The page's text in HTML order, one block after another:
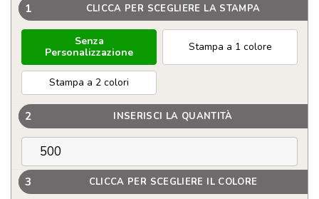
1 CLICCA PER SCEGLIERE LA STAMPA
Senza
Personalizzazione
Stampa a 1 colore
Stampa a 2 colori
2 INSERISCI LA QUANTITÀ
3 CLICCA PER SCEGLIERE IL COLORE